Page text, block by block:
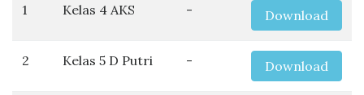
1 Kelas 4 AKS - Download
2 Kelas 5 D Putri - Download